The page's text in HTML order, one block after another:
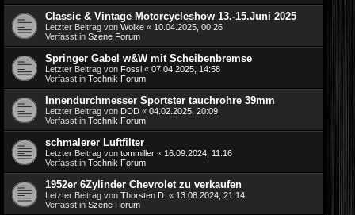
Classic & Vintage Motorcycleshow 13.-15.Juni 2025
Letzter Beitrag von Wolke « 10.04.2025, 00:26
Verfasst in Szene Forum
Springer Gabel w&W mit Scheibenbremse
Letzter Beitrag von Fossi « 07.04.2025, 14:58
Verfasst in Technik Forum
Innendurchmesser Sportster tauchrohre 39mm
Letzter Beitrag von DDD « 04.02.2025, 20:09
Verfasst in Technik Forum
schmalerer Luftfilter
Letzter Beitrag von tommiller « 16.09.2024, 11:16
Verfasst in Technik Forum
1952er 6Zylinder Chevrolet zu verkaufen
Letzter Beitrag von Thorsten D. « 13.08.2024, 21:14
Verfasst in Szene Forum